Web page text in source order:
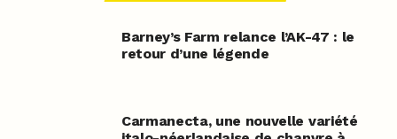
Barney’s Farm relance l’AK-47 : le
retour d’une légende
Carmanecta, une nouvelle variété